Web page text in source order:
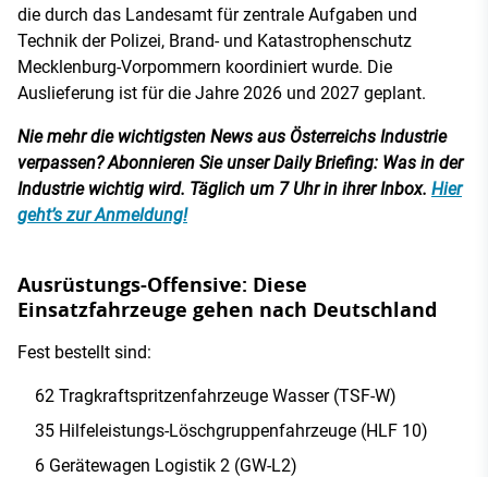
die durch das Landesamt für zentrale Aufgaben und
Technik der Polizei, Brand- und Katastrophenschutz
Mecklenburg-Vorpommern koordiniert wurde. Die
Auslieferung ist für die Jahre 2026 und 2027 geplant.
Nie mehr die wichtigsten News aus Österreichs Industrie
verpassen? Abonnieren Sie unser Daily Briefing: Was in der
Industrie wichtig wird. Täglich um 7 Uhr in ihrer Inbox. Hier
geht’s zur Anmeldung!
Ausrüstungs-Offensive: Diese
Einsatzfahrzeuge gehen nach Deutschland
Fest bestellt sind:
62 Tragkraftspritzenfahrzeuge Wasser (TSF-W)
35 Hilfeleistungs-Löschgruppenfahrzeuge (HLF 10)
6 Gerätewagen Logistik 2 (GW-L2)